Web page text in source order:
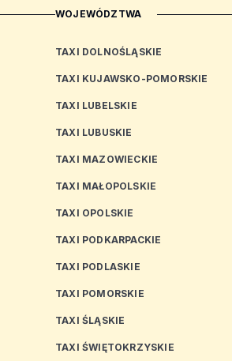
WOJEWÓDZTWA
TAXI DOLNOŚLĄSKIE
TAXI KUJAWSKO-POMORSKIE
TAXI LUBELSKIE
TAXI LUBUSKIE
TAXI MAZOWIECKIE
TAXI MAŁOPOLSKIE
TAXI OPOLSKIE
TAXI PODKARPACKIE
TAXI PODLASKIE
TAXI POMORSKIE
TAXI ŚLĄSKIE
TAXI ŚWIĘTOKRZYSKIE